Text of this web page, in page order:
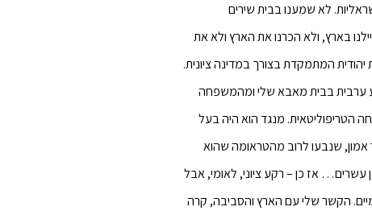
לא שמענו בבית שירים
בארץ, ולא הכרנו את הארץ ולא את
המתמקדת בצורך במדינה ציונית.
ערבית בבית מאבא שלי ומהמשפחה
הטריפוליטאית. מנגד הוא היה בעל
שנבעו לרוב מהטראומה שהוא
אז כן – רקע ציוני, לאומי, אבל
הקשר שלי עם הארץ והסביבה, קרה